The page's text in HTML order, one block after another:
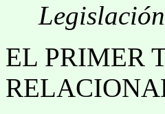
EL PRIMER